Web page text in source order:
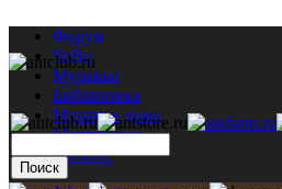
Форум
ЧаВо
Муравьи
Библиотека
Муравьи дома
Мастерская
Каталог